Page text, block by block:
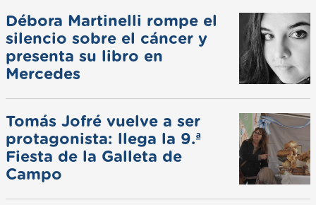
Débora Martinelli rompe el
silencio sobre el cáncer y
presenta su libro en
Mercedes
Tomás Jofré vuelve a ser
protagonista: llega la 9.ª
Fiesta de la Galleta de
Campo